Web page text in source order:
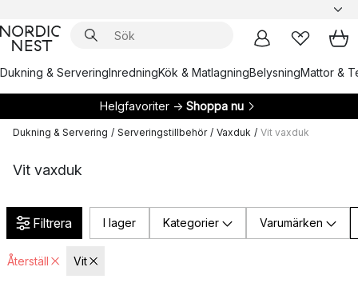
Dukning & ServeringInredningKök & MatlagningBelysningMattor &
Helgfavoriter → Shoppa nu
Dukning & Servering / Serveringstillbehör / Vaxduk / Vit vaxduk
Vit vaxduk
Filtrera I lager Kategorier Varumärken
Återställ Vit